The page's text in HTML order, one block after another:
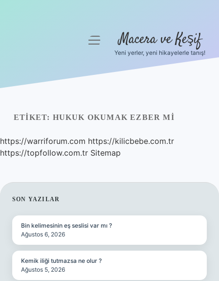
Yasal Uyarı
Hakkımızda
menüyüMacera ve Keşif
Yeni yerler, yeni hikayelerle tanış!
ETIKET: HUKUK OKUMAK EZBER MI
https://warriforum.com https://kilicbebe.com.tr
https://topfollow.com.tr Sitemap
SIDEBAR
SON YAZILAR
Bin kelimesinin eş seslisi var mı ?
Ağustos 6, 2026
Kemik iliği tutmazsa ne olur ?
Ağustos 5, 2026